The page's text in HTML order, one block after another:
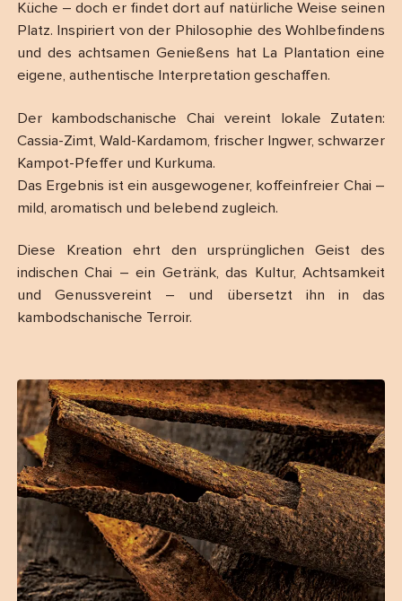
Küche – doch er findet dort auf natürliche Weise seinen
Platz. Inspiriert von der Philosophie des Wohlbefindens
und des achtsamen Genießens hat La Plantation eine
eigene, authentische Interpretation geschaffen.
Der kambodschanische Chai vereint lokale Zutaten:
Cassia-Zimt, Wald-Kardamom, frischer Ingwer, schwarzer
Kampot-Pfeffer und Kurkuma.
Das Ergebnis ist ein ausgewogener, koffeinfreier Chai –
mild, aromatisch und belebend zugleich.
Diese Kreation ehrt den ursprünglichen Geist des
indischen Chai – ein Getränk, das Kultur, Achtsamkeit
und Genussvereint – und übersetzt ihn in das
kambodschanische Terroir.